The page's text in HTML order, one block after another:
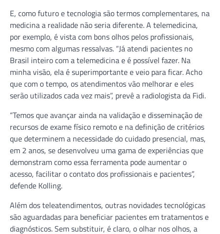
E, como futuro e tecnologia são termos complementares, na
medicina a realidade não seria diferente. A telemedicina,
por exemplo, é vista com bons olhos pelos profissionais,
mesmo com algumas ressalvas. “Já atendi pacientes no
Brasil inteiro com a telemedicina e é possível fazer. Na
minha visão, ela é superimportante e veio para ficar. Acho
que com o tempo, os atendimentos vão melhorar e eles
serão utilizados cada vez mais”, prevê a radiologista da Fidi.
“Temos que avançar ainda na validação e disseminação de
recursos de exame físico remoto e na definição de critérios
que determinem a necessidade do cuidado presencial, mas,
em 2 anos, se desenvolveu uma gama de experiências que
demonstram como essa ferramenta pode aumentar o
acesso, facilitar o contato dos profissionais e pacientes”,
defende Kolling.
Além dos teleatendimentos, outras novidades tecnológicas
são aguardadas para beneficiar pacientes em tratamentos e
diagnósticos. Sem substituir, é claro, o olhar nos olhos, a